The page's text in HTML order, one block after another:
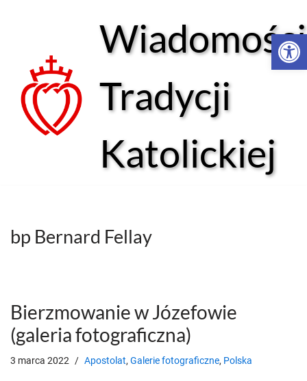
treści
Wiadomości
Tradycji
Katolickiej
bp Bernard Fellay
Bierzmowanie w Józefowie
(galeria fotograficzna)
3 marca 2022 Apostolat, Galerie fotograficzne, Polska